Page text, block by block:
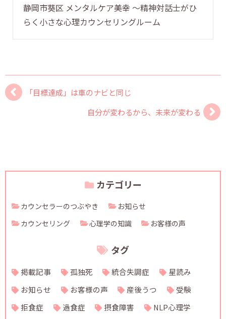
静岡市葵区 メンタルケア美幸 〜精神対話士がひ
らく小さな心理カウンセリングルーム
「目標達成」は車のナビと同じ
自分が変わるから、未来が変わる
カテゴリー
カウンセラーのつぶやき
お知らせ
カウンセリング
心理学の知識 お客様の声
タグ
掲載記事 孤独死 統合失調症
星読み
お知らせ
お客様の声 産後うつ
受験
拒食症
過食症 摂食障害
NLP心理学